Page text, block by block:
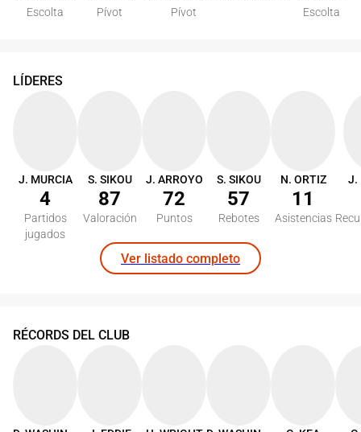
Escolta
Pívot
Pívot
Escolta
LÍDERES
J. MURCIA
4
Partidos
jugados
S. SIKOU
87
Valoración
J. ARROYO
72
Puntos
S. SIKOU
57
Rebotes
N. ORTIZ
11
Asistencias
J.
Ver listado completo
RÉCORDS DEL CLUB